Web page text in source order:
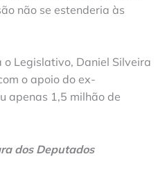
não se estenderia às
Legislativo, Daniel Silveira
o apoio do ex-
apenas 1,5 milhão de
dos Deputados